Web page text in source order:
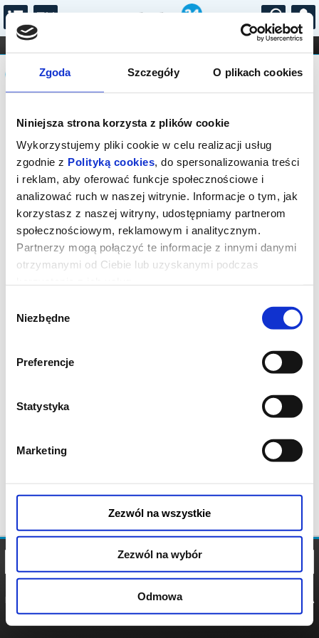
Zgoda Szczegóły O plikach cookies
Niniejsza strona korzysta z plików cookie
Wykorzystujemy pliki cookie w celu realizacji usług
zgodnie z Polityką cookies, do spersonalizowania treści
i reklam, aby oferować funkcje społecznościowe i
analizować ruch w naszej witrynie. Informacje o tym, jak
korzystasz z naszej witryny, udostępniamy partnerom
społecznościowym, reklamowym i analitycznym.
Partnerzy mogą połączyć te informacje z innymi danymi
otrzymanymi od Ciebie lub uzyskanymi podczas
zgody
Niezbędne
Preferencje
Statystyka
Marketing
Zezwól na wszystkie
Zezwól na wybór
Odmowa
...
FILHARMONIA OPERA I BALET
STAND-UP
DLA DZIECI
Komunikat
Sprzedaż on-line została zakończona,
sprawdź dostępność biletów w kasie.
POLITYKA
POLITYKA